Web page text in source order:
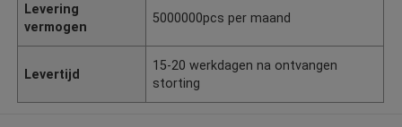
Levering
vermogen
5000000pcs per maand
Levertijd
15-20 werkdagen na ontvangen
storting